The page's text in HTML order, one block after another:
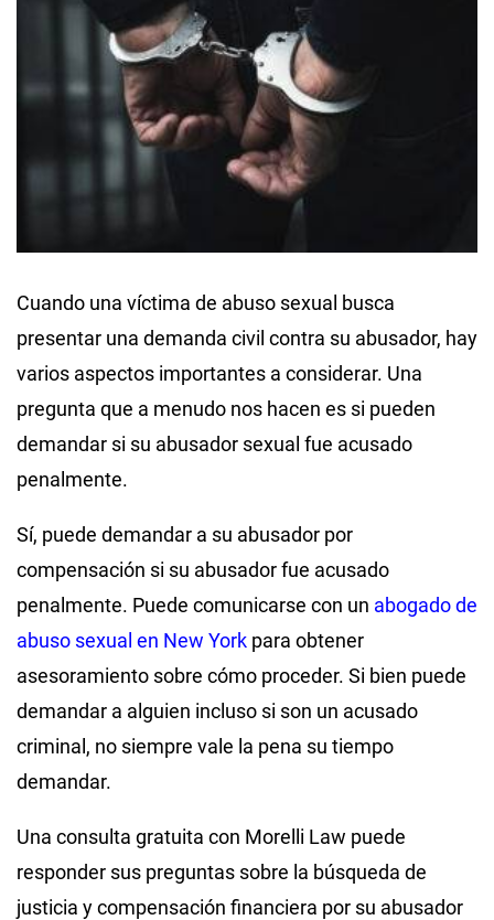
Cuando una víctima de abuso sexual busca
presentar una demanda civil contra su abusador, hay
varios aspectos importantes a considerar. Una
pregunta que a menudo nos hacen es si pueden
demandar si su abusador sexual fue acusado
penalmente.
Sí, puede demandar a su abusador por
compensación si su abusador fue acusado
penalmente. Puede comunicarse con un abogado de
abuso sexual en New York para obtener
asesoramiento sobre cómo proceder. Si bien puede
demandar a alguien incluso si son un acusado
criminal, no siempre vale la pena su tiempo
demandar.
Una consulta gratuita con Morelli Law puede
responder sus preguntas sobre la búsqueda de
justicia y compensación financiera por su abusador